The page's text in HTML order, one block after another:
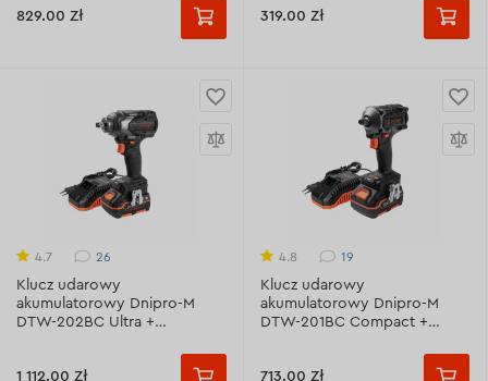
829.00 Zł 319.00 Zł
4.7 26
Klucz udarowy
akumulatorowy Dnipro-M
DTW-202BC Ultra +
1 112.00 Zł
4.8 19
Klucz udarowy
akumulatorowy Dnipro-M
DTW-201BC Compact +
713.00 Zł